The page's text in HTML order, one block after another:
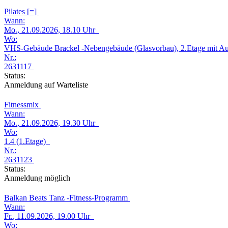
Pilates [=]
Wann:
Mo., 21.09.2026, 18.10 Uhr
Wo:
VHS-Gebäude Brackel -Nebengebäude (Glasvorbau), 2.Etage mit
Nr.:
2631117
Status:
Anmeldung auf Warteliste
Fitnessmix
Wann:
Mo., 21.09.2026, 19.30 Uhr
Wo:
1.4 (1.Etage)
Nr.:
2631123
Status:
Anmeldung möglich
Balkan Beats Tanz -Fitness-Programm
Wann:
Fr., 11.09.2026, 19.00 Uhr
Wo: